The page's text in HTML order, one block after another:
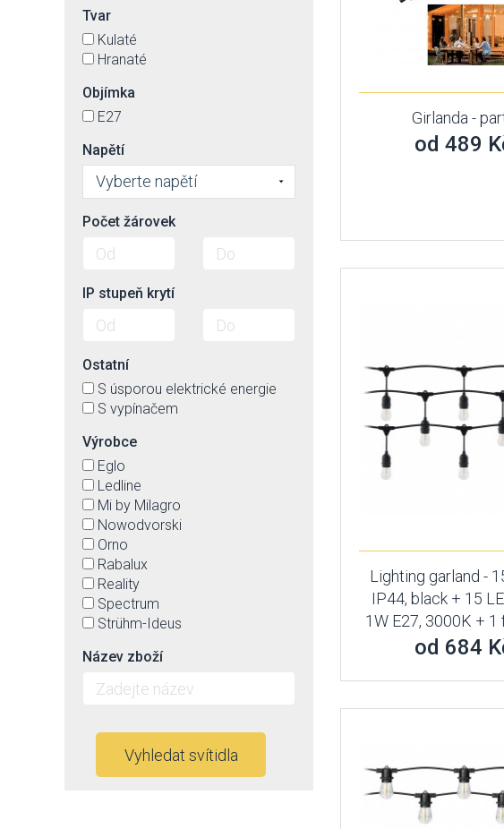
Girlanda -
od 489
Lighting garland -
IP44, black + 15
1W E27, 3000K + 1
od 684
Tvar
Kulaté
Hranaté
Objímka
E27
Napětí
Vyberte napětí
Počet žárovek
IP stupeň krytí
Ostatní
S úsporou elektrické energie
S vypínačem
Výrobce
Eglo
Ledline
Mi by Milagro
Nowodvorski
Orno
Rabalux
Reality
Spectrum
Strühm-Ideus
Název zboží
Vyhledat svítidla